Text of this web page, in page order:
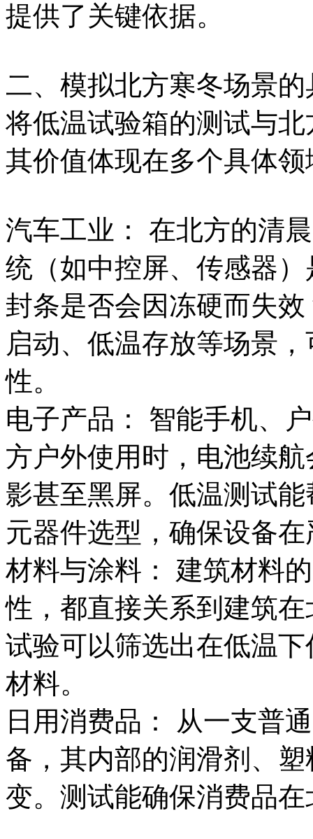
提供了关键依据。
二、模拟北方寒冬场景
将低温试验箱的测试与
其价值体现在多个具体领
汽车工业： 在北方的清
统（如中控屏、传感器
封条是否会因冻硬而失
启动、低温存放等场景
性。
电子产品： 智能手机、
方户外使用时，电池续
影甚至黑屏。低温测试
元器件选型，确保设备
材料与涂料： 建筑材料
性，都直接关系到建筑
试验可以筛选出在低温
材料。
日用消费品： 从一支普
备，其内部的润滑剂、
变。测试能确保消费品